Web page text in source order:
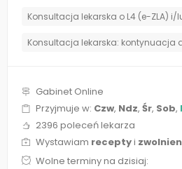
Konsultacja lekarska o L4 (e-ZLA) i/
⁠Konsultacja lekarska: kontynuacja
Gabinet Online
Przyjmuje w: Czw, Ndz, Śr, Sob,
2396 poleceń lekarza
Wystawiam receptyi
Wolne terminy na dzisiaj: